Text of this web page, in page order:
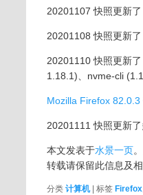
20201107 快照更新
20201108 快照更新
20201110 快照更新了
1.18.1)、nvme-cli
Mozilla Firefox 82.0.3
20201111 快照更新了
本文发表于水景一页
转载请保留此信息及相
分类 计算机| 标签 Firefox